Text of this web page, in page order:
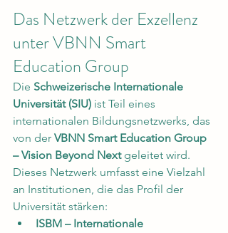
Das Netzwerk der Exzellenz
unter VBNN Smart
Education Group
Die Schweizerische Internationale
Universität (SIU) ist Teil eines
internationalen Bildungsnetzwerks, das
von der VBNN Smart Education Group
– Vision Beyond Next geleitet wird.
Dieses Netzwerk umfasst eine Vielzahl
an Institutionen, die das Profil der
Universität stärken:
ISBM – Internationale